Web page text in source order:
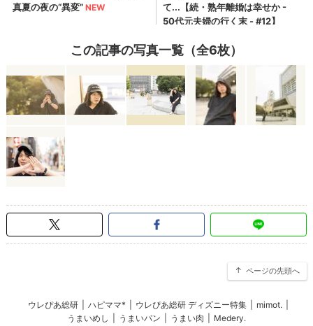
この記事の写真一覧（全6枚）
ページの先頭へ
ウレぴあ総研 ハピママ* ウレぴあ総研 ディズニー特集 mimot.
うまいめし
うまいパン うまい肉 Medery.